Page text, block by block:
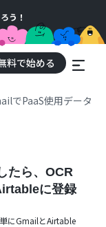
う！
料で始める
でPaaS使用データ
たら、OCR
に登録
にGmailとAirtable